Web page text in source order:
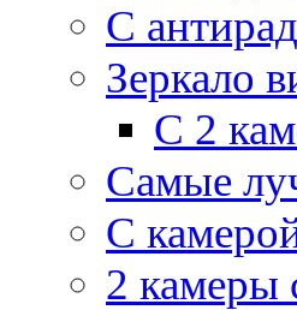
C
Зеркало
С 2
Самые
С
2 камеры